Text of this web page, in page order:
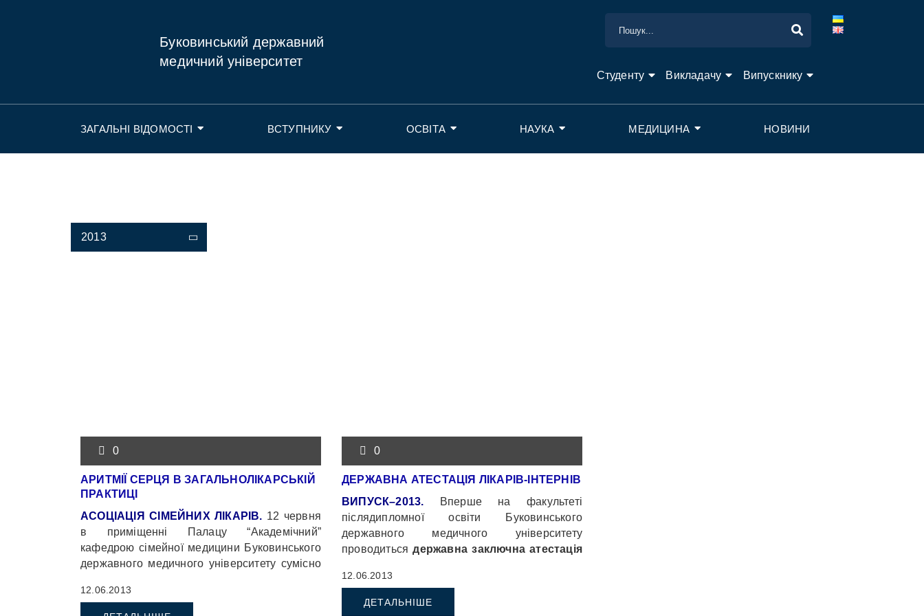
Буковинський державний
медичний університет
Студенту Викладачу Випускнику
ЗАГАЛЬНІ ВІДОМОСТІ ВСТУПНИКУ ОСВІТА НАУКА МЕДИЦИНА НОВИНИ
2013
0
АРИТМІЇ СЕРЦЯ В ЗАГАЛЬНОЛІКАРСЬКІЙ
ПРАКТИЦІ
АСОЦІАЦІЯ СІМЕЙНИХ ЛІКАРІВ. 12 червня
в приміщенні Палацу “Академічний”
кафедрою сімейної медицини Буковинського
державного медичного університету сумісно
цивільного захисту населення Чернівецької
ОДА проведено чергове засідання Асоціації
12.06.2013
0
ДЕРЖАВНА АТЕСТАЦІЯ ЛІКАРІВ-ІНТЕРНІВ
ВИПУСК–2013. Вперше на факультеті
післядипломної освіти Буковинського
державного медичного університету
проводитьсядержавна заключна атестація
“Стоматологія” на базі стоматологічного
корпусу по вул. Ризькій,1 б (кафедра
12.06.2013
ДЕТАЛЬНІШЕ